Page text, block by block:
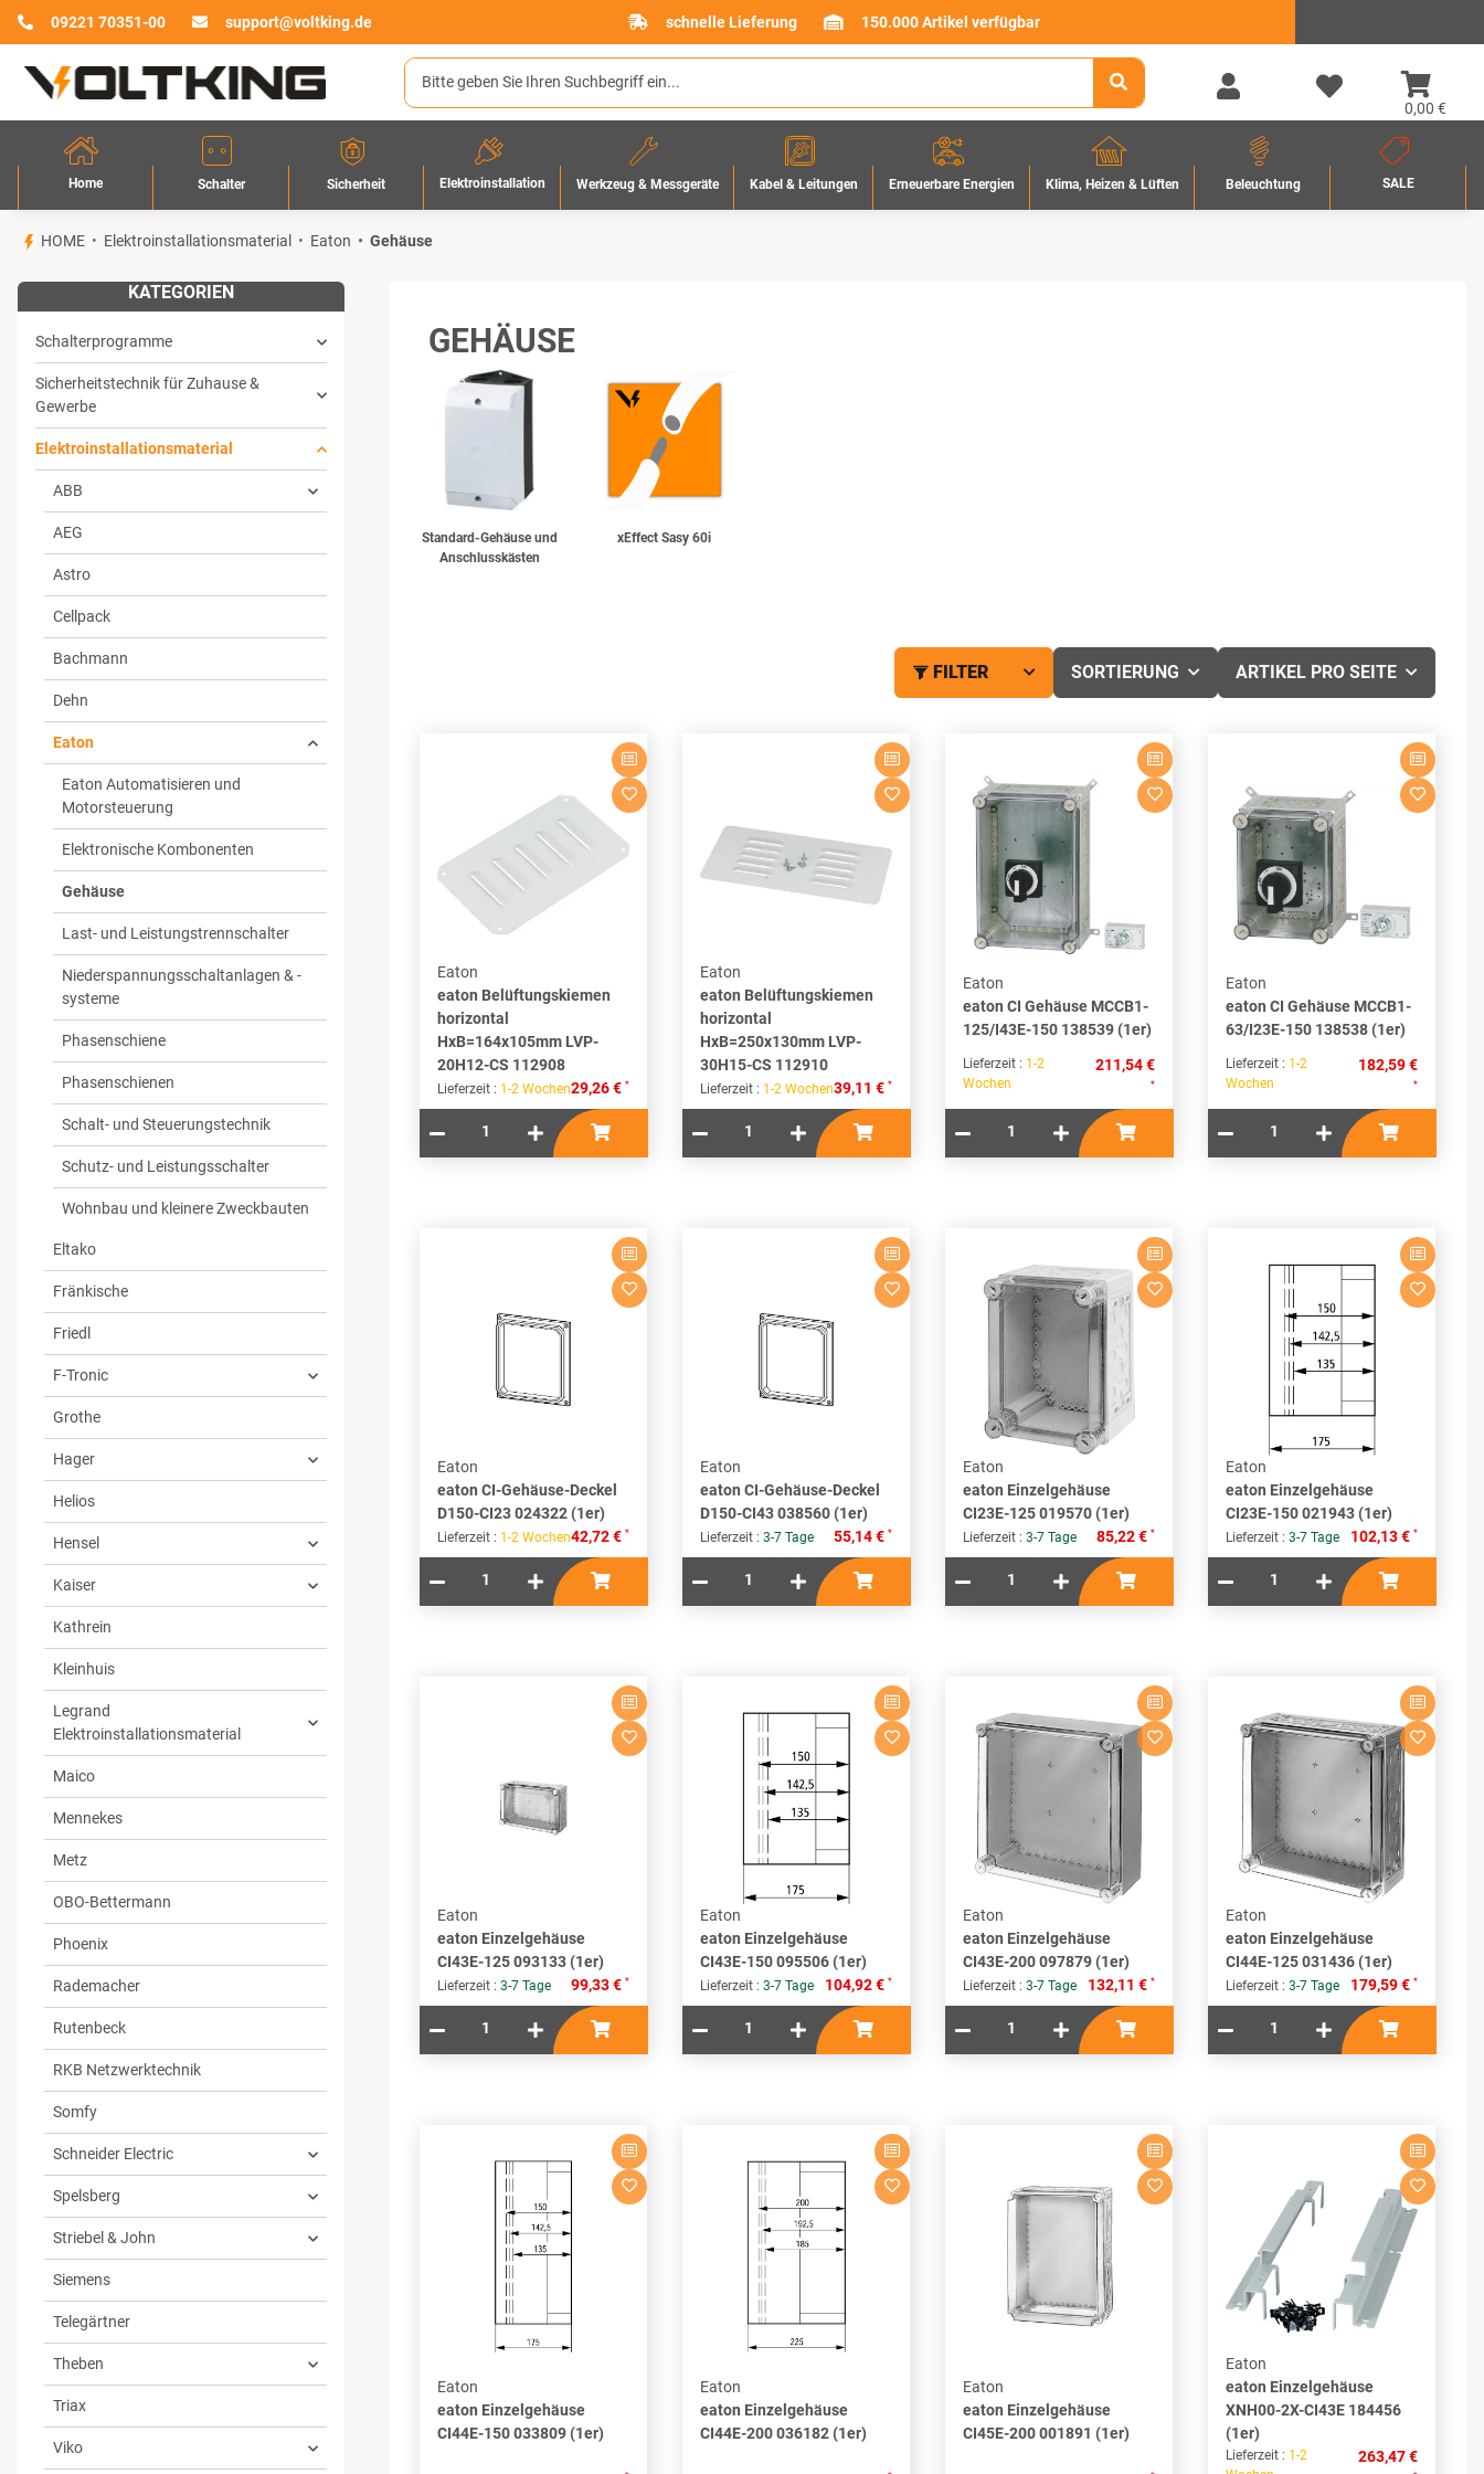
09221 70351-00 support@voltking.de schnelle Lieferung 150.000 Artikel verfügbar
0,00 €
Home Schalter Sicherheit Elektroinstallation Werkzeug & Messgeräte Kabel & Leitungen Erneuerbare Energien Klima, Heizen & Lüften Beleuchtung SALE
HOME Elektroinstallationsmaterial Eaton Gehäuse
GEHÄUSE
Standard-Gehäuse und
Anschlusskästen
xEffect Sasy 60i
FILTER SORTIERUNG ARTIKEL PRO SEITE
Eaton
eaton Belüftungskiemen
horizontal
HxB=164x105mm LVP-
20H12-CS 112908
Lieferzeit : 1-2 Wochen29,26 € *
Eaton
eaton Belüftungskiemen
horizontal
HxB=250x130mm LVP-
30H15-CS 112910
Lieferzeit : 1-2 Wochen39,11 € *
Eaton
eaton CI Gehäuse MCCB1-
125/I43E-150 138539 (1er)
Lieferzeit : 1-2
Wochen
211,54 €
*
Eaton
eaton CI Gehäuse MCCB1-
63/I23E-150 138538 (1er)
Lieferzeit : 1-2
Wochen
182,59 €
*
Eaton
eaton CI-Gehäuse-Deckel
D150-CI23 024322 (1er)
Lieferzeit : 1-2 Wochen42,72 € *
Eaton
eaton CI-Gehäuse-Deckel
D150-CI43 038560 (1er)
Lieferzeit : 3-7 Tage 55,14 € *
Eaton
eaton Einzelgehäuse
CI23E-125 019570 (1er)
Lieferzeit : 3-7 Tage 85,22 € *
Eaton
eaton Einzelgehäuse
CI23E-150 021943 (1er)
Lieferzeit : 3-7 Tage 102,13 € *
Eaton
eaton Einzelgehäuse
CI43E-125 093133 (1er)
Lieferzeit : 3-7 Tage 99,33 € *
Eaton
eaton Einzelgehäuse
CI43E-150 095506 (1er)
Lieferzeit : 3-7 Tage 104,92 € *
Eaton
eaton Einzelgehäuse
CI43E-200 097879 (1er)
Lieferzeit : 3-7 Tage 132,11 € *
Eaton
eaton Einzelgehäuse
CI44E-125 031436 (1er)
Lieferzeit : 3-7 Tage 179,59 € *
Eaton
eaton Einzelgehäuse
CI44E-150 033809 (1er)
Eaton
eaton Einzelgehäuse
CI44E-200 036182 (1er)
Eaton
eaton Einzelgehäuse
CI45E-200 001891 (1er)
Eaton
eaton Einzelgehäuse
XNH00-2X-CI43E 184456
(1er)
Lieferzeit : 1-2
263,47 €
KATEGORIEN
Schalterprogramme
Sicherheitstechnik für Zuhause &
Gewerbe
Elektroinstallationsmaterial
ABB
AEG
Astro
Cellpack
Bachmann
Dehn
Eaton
Eaton Automatisieren und
Motorsteuerung
Elektronische Kombonenten
Gehäuse
Last- und Leistungstrennschalter
Niederspannungsschaltanlagen & -
systeme
Phasenschiene
Phasenschienen
Schalt- und Steuerungstechnik
Schutz- und Leistungsschalter
Wohnbau und kleinere Zweckbauten
Eltako
Fränkische
Friedl
F-Tronic
Grothe
Hager
Helios
Hensel
Kaiser
Kathrein
Kleinhuis
Legrand
Elektroinstallationsmaterial
Maico
Mennekes
Metz
OBO-Bettermann
Phoenix
Rademacher
Rutenbeck
RKB Netzwerktechnik
Somfy
Schneider Electric
Spelsberg
Striebel & John
Siemens
Telegärtner
Theben
Triax
Viko